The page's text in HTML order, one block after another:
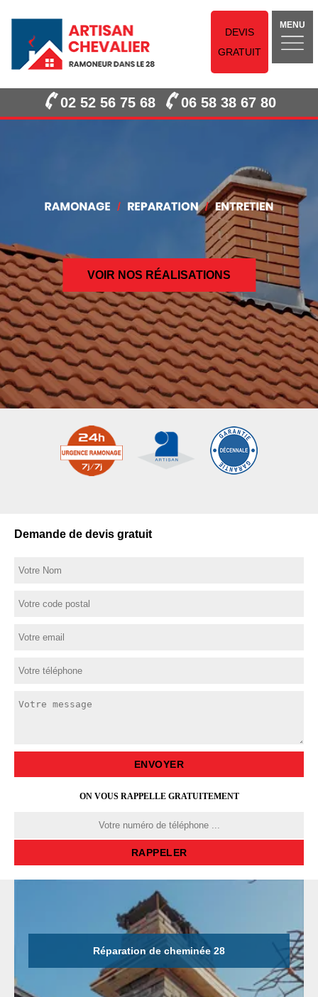
DEVIS
GRATUIT
MENU
02 52 56 75 68 06 58 38 67 80
VOIR NOS RÉALISATIONS
Demande de devis gratuit
ON VOUS RAPPELLE GRATUITEMENT
Réparation de cheminée 28